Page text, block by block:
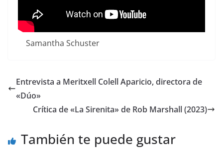
Samantha Schuster
Entrevista a Meritxell Colell Aparicio, directora de
«Dúo»
Crítica de «La Sirenita» de Rob Marshall (2023)
También te puede gustar